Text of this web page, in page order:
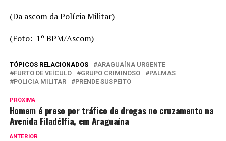
(Da ascom da Polícia Militar)
(Foto: 1º BPM/Ascom)
TÓPICOS RELACIONADOS
ARAGUAÍNA URGENTE
FURTO DE VEÍCULO
GRUPO CRIMINOSO
PALMAS
POLICIA MILITAR
PRENDE SUSPEITO
PRÓXIMA
Homem é preso por tráfico de drogas no cruzamento na
Avenida Filadélfia, em Araguaína
ANTERIOR